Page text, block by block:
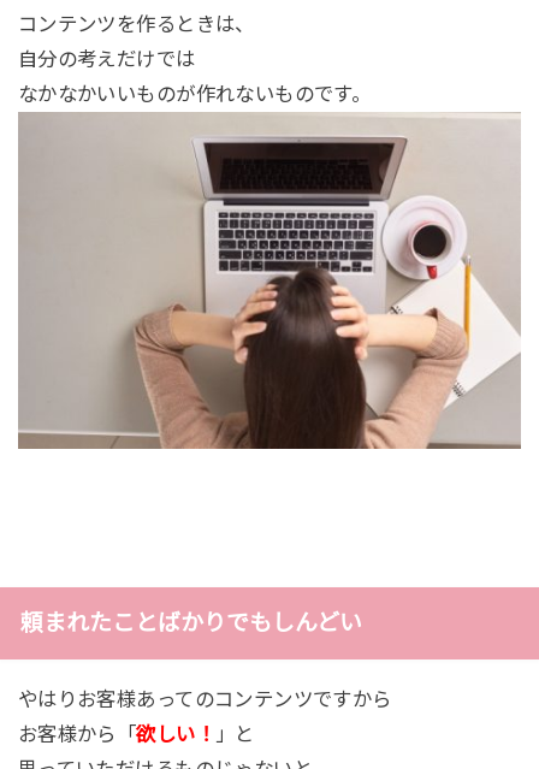
コンテンツを作るときは、
自分の考えだけでは
なかなかいいものが作れないものです。
頼まれたことばかりでもしんどい
やはりお客様あってのコンテンツですから
お客様から「欲しい！ 」と